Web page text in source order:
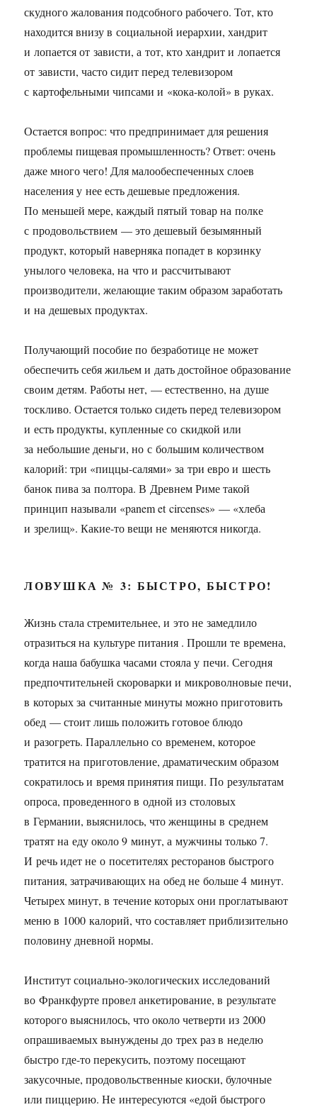
скудного жалования подсобного рабочего. Тот, кто
находится внизу в социальной иерархии, хандрит
и лопается от зависти, а тот, кто хандрит и лопается
от зависти, часто сидит перед телевизором
с картофельными чипсами и «кока-колой» в руках.
Остается вопрос: что предпринимает для решения
проблемы пищевая промышленность? Ответ: очень
даже много чего! Для малообеспеченных слоев
населения у нее есть дешевые предложения.
По меньшей мере, каждый пятый товар на полке
с продовольствием — это дешевый безымянный
продукт, который наверняка попадет в корзинку
унылого человека, на что и рассчитывают
производители, желающие таким образом заработать
и на дешевых продуктах.
Получающий пособие по безработице не может
обеспечить себя жильем и дать достойное образование
своим детям. Работы нет, — естественно, на душе
тоскливо. Остается только сидеть перед телевизором
и есть продукты, купленные со скидкой или
за небольшие деньги, но с большим количеством
калорий: три «пиццы-салями» за три евро и шесть
банок пива за полтора. В Древнем Риме такой
принцип называли «panem et circenses» — «хлеба
и зрелищ». Какие-то вещи не меняются никогда.
ЛОВУШКА № 3: БЫСТРО, БЫСТРО!
Жизнь стала стремительнее, и это не замедлило
отразиться на культуре питания . Прошли те времена,
когда наша бабушка часами стояла у печи. Сегодня
предпочтительней скороварки и микроволновые печи,
в которых за считанные минуты можно приготовить
обед — стоит лишь положить готовое блюдо
и разогреть. Параллельно со временем, которое
тратится на приготовление, драматическим образом
сократилось и время принятия пищи. По результатам
опроса, проведенного в одной из столовых
в Германии, выяснилось, что женщины в среднем
тратят на еду около 9 минут, а мужчины только 7.
И речь идет не о посетителях ресторанов быстрого
питания, затрачивающих на обед не больше 4 минут.
Четырех минут, в течение которых они проглатывают
меню в 1000 калорий, что составляет приблизительно
половину дневной нормы.
Институт социально-экологических исследований
во Франкфурте провел анкетирование, в результате
которого выяснилось, что около четверти из 2000
опрашиваемых вынуждены до трех раз в неделю
быстро где-то перекусить, поэтому посещают
закусочные, продовольственные киоски, булочные
или пиццерию. Не интересуются «едой быстрого